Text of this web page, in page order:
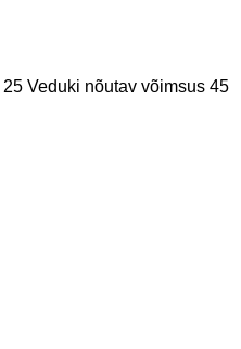
25 Veduki nõutav võimsus 45